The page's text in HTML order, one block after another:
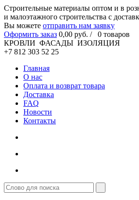
Cтроительные материалы оптом и в
и малоэтажного строительства с
Вы можете отправить нам заявку
Оформить заказ 0,00 руб. / 0 товаров
КРОВЛИ ФАСАДЫ ИЗОЛЯЦИЯ
+7 812 303 52 25
Главная
О нас
Оплата и возврат товара
Доставка
FAQ
Новости
Контакты